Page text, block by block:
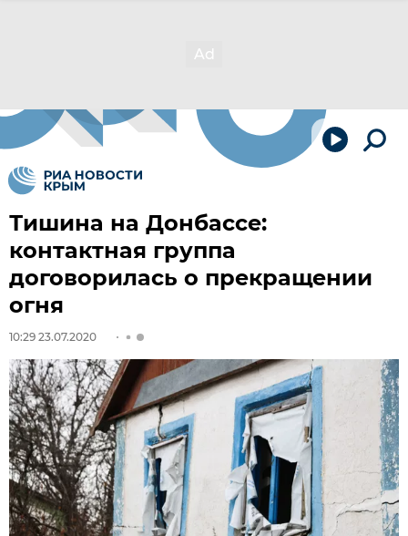
Тишина на Донбассе:
контактная группа
договорилась о прекращении
огня
10:29 23.07.2020